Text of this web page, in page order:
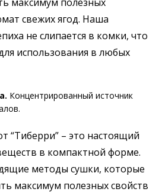
свежих ягод. Наша
не слипается в комки, что
использования в любых
Концентрированный источник
“Тиберри” – это настоящий
в компактной форме.
методы сушки, которые
максимум полезных свойств